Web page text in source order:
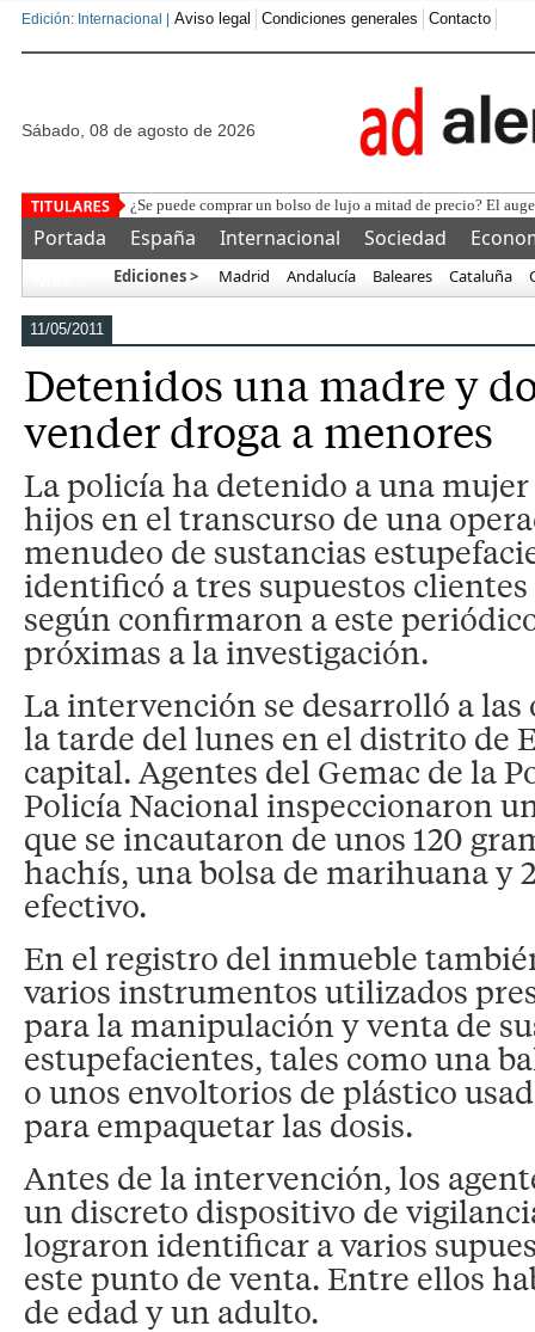
Edición: Internacional | Aviso legal Condiciones generales Contacto
sábado, 08 de agosto de 2026
Portada España Internacional Sociedad
Ediciones > Madrid Andalucía Baleares Cataluña
11/05/2011
Detenidos una madre y
vender droga a menores
La policía ha detenido a una mujer
hijos en el transcurso de una
menudeo de sustancias
identificó a tres supuestos
según confirmaron a este
próximas a la investigación.
La intervención se desarrolló a las
la tarde del lunes en el distrito de
capital. Agentes del Gemac de la
Policía Nacional inspeccionaron
que se incautaron de unos 120
hachís, una bolsa de marihuana y
efectivo.
En el registro del inmueble
varios instrumentos utilizados
para la manipulación y venta de
estupefacientes, tales como una
o unos envoltorios de plástico
para empaquetar las dosis.
Antes de la intervención, los
un discreto dispositivo de
lograron identificar a varios
este punto de venta. Entre ellos
de edad y un adulto.